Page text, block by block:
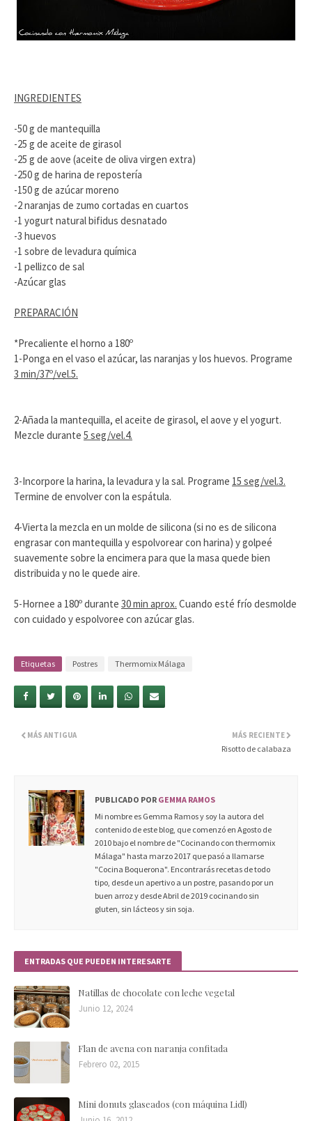
INGREDIENTES
-50 g de mantequilla
-25 g de aceite de girasol
-25 g de aove (aceite de oliva virgen extra)
-250 g de harina de repostería
-150 g de azúcar moreno
-2 naranjas de zumo cortadas en cuartos
-1 yogurt natural bifidus desnatado
-3 huevos
-1 sobre de levadura química
-1 pellizco de sal
-Azúcar glas
PREPARACIÓN
*Precaliente el horno a 180º
1-Ponga en el vaso el azúcar, las naranjas y los huevos. Programe
3 min/37º/vel.5.
2-Añada la mantequilla, el aceite de girasol, el aove y el yogurt.
Mezcle durante 5 seg/vel.4.
3-Incorpore la harina, la levadura y la sal. Programe 15 seg/vel.3.
Termine de envolver con la espátula.
4-Vierta la mezcla en un molde de silicona (si no es de silicona
engrasar con mantequilla y espolvorear con harina) y golpeé
suavemente sobre la encimera para que la masa quede bien
distribuida y no le quede aire.
5-Hornee a 180º durante 30 min aprox. Cuando esté frío desmolde
con cuidado y espolvoree con azúcar glas.
Etiquetas Postres Thermomix Málaga
MÁS RECIENTE
Risotto de calabaza
MÁS ANTIGUA
PUBLICADO POR GEMMA RAMOS
Mi nombre es Gemma Ramos y soy la autora del
contenido de este blog, que comenzó en Agosto de
2010 bajo el nombre de "Cocinando con thermomix
Málaga" hasta marzo 2017 que pasó a llamarse
"Cocina Boquerona". Encontrarás recetas de todo
tipo, desde un apertivo a un postre, pasando por un
buen arroz y desde Abril de 2019 cocinando sin
gluten, sin lácteos y sin soja.
ENTRADAS QUE PUEDEN INTERESARTE
Natillas de chocolate con leche vegetal
Junio 12, 2024
Flan de avena con naranja confitada
Febrero 02, 2015
Mini donuts glaseados (con máquina Lidl)